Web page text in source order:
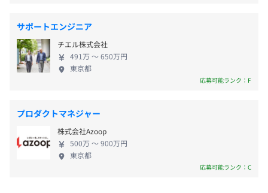
ことです。間に他社を介さないため、クライアントが抱え
る本質的な課題をダイレクトに吸い上げることができ、自
分の技術がビジネスを動かしているという確かな手触り感
を得られます。また、社内のコンサルタントと密に連携す
るチーム体制を敷いているため、エンジニアは自身のコア
る環境が整っています。
支援領域は、企画立案や技術選定といった最上流から開
発・運用保守に至るまで非常に幅広く、一気通貫でプロジ
ェクトに関わることができます。個人の希望や得意分野を
賞与：あり
昇給査定：年2回（10月・3月）
社会保険完備（健康保険・厚生年金加入・雇用保険・労災
サポートエンジニア
チエル株式会社
491万 〜 650万円
東京都
応募可能ランク：F
プロダクトマネジャー
株式会社Azoop
500万 〜 900万円
東京都
応募可能ランク：C